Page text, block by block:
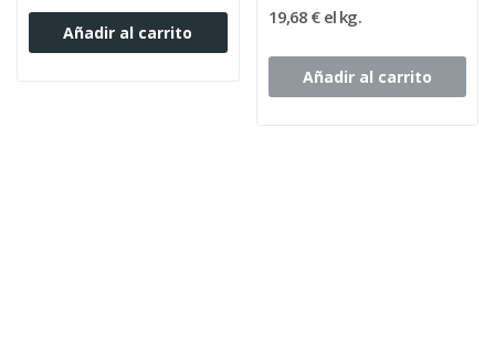
Añadir al carrito
19,68 € el kg.
Añadir al carrito